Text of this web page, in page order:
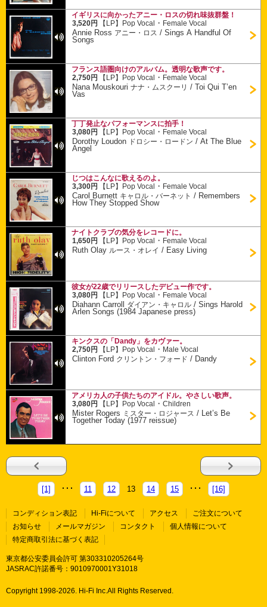
イギリスに向かったアニー・ロスの切れ味抜群盤！
3,520円
【LP】 Pop Vocal ・ Female Vocal
Annie Ross アニー・ロス /Sings A Handful Of
Songs
フランス語圏向けのアルバム。透明な歌声です。
2,750円
【LP】 Pop Vocal ・ Female Vocal
Nana Mouskouriナナ・ムスクーリ /Toi Qui T’en
Vas
丁丁発止なパフォーマンスに拍手！
3,080円
【LP】 Pop Vocal ・ Female Vocal
Dorothy Loudon ドロシー・ロードン /At The Blue
Angel
じつはこんなに歌えるのよ。
3,300円
【LP】 Pop Vocal ・ Female Vocal
Carol Burnett キャロル・バーネット / Remembers
How They Stopped Show
ナイトクラブの気分をレコードに。
1,650円
【LP】 Pop Vocal ・ Female Vocal
Ruth Olay ルース・オレイ / Easy Living
彼女が22歳でリリースしたデビュー作です。
3,080円
【LP】 Pop Vocal ・ Female Vocal
Diahann Carroll ダイアン・キャロル /Sings Harold
Arlen Songs (1984 Japanese press)
キンクスの「Dandy」をカヴァー。
2,750円
【LP】 Pop Vocal ・ Male Vocal
Clinton Ford クリントン・フォード / Dandy
アメリカ人の子供たちのアイドル。やさしい歌声。
3,080円
【LP】 Pop Vocal ・Children
Mister Rogers ミスター・ロジャース / Let’s Be
Together Today (1977 reissue)
[1] 11 12 13 14 15 [16]
コンディション表記 Hi-Fiについて アクセス
ご注文について
お知らせ
メールマガジン コンタクト
個人情報について
特定商取引法に基づく表記
東京都公安委員会許可 第303310205264号
JASRAC許諾番号：9010970001Y31018
Copyright 1998-2026. Hi-Fi Inc.All Rights Reserved.